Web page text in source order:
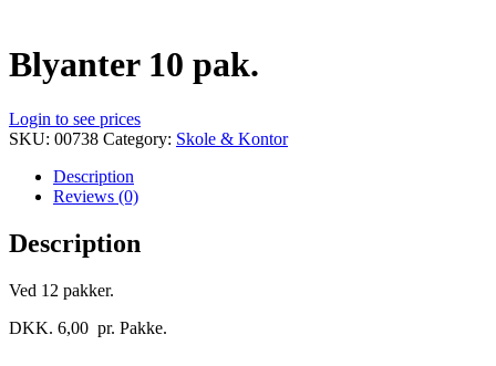
Blyanter 10 pak.
Login to see prices
SKU: 00738 Category: Skole & Kontor
Description
Reviews (0)
Description
Ved 12 pakker.
DKK. 6,00 pr. Pakke.